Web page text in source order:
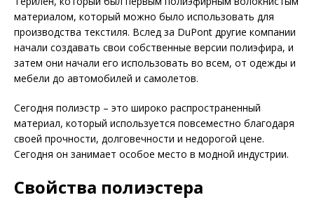
материалом, который можно было использовать для
производства текстиля. Вслед за DuPont другие компании
начали создавать свои собственные версии полиэфира, и
затем они начали его использовать во всем, от одежды и
мебели до автомобилей и самолетов.
Сегодня полиэстр – это широко распространенный
материал, который используется повсеместно благодаря
своей прочности, долговечности и недорогой цене.
Сегодня он занимает особое место в модной индустрии.
Свойства полиэстера